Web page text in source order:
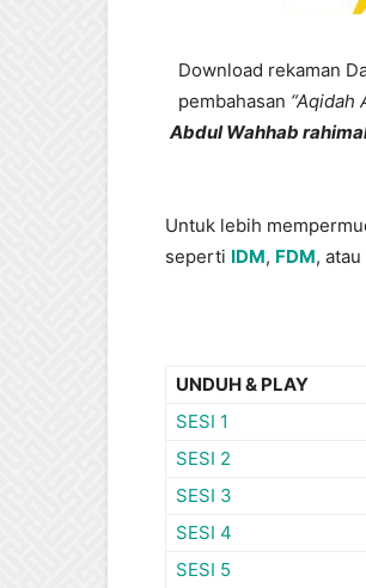
Download rekaman
pembahasan “Aqidah
Abdul Wahhab
Untuk lebih
seperti IDM, FDM,
UNDUH & PLAY
SESI 1
SESI 2
SESI 3
SESI 4
SESI 5